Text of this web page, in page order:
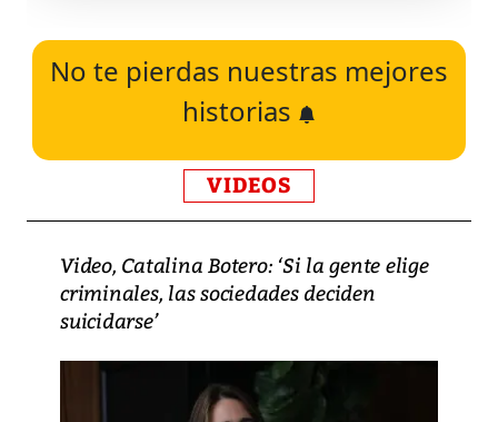
No te pierdas nuestras mejores
historias
VIDEOS
Video, Catalina Botero: ‘Si la gente elige
criminales, las sociedades deciden
suicidarse’